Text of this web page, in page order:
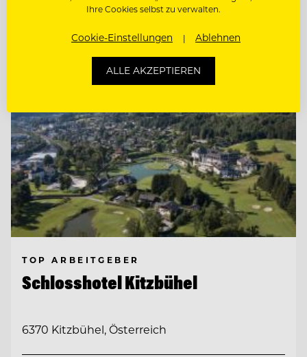
TOP ARBEITGEBER
Schlosshotel Kitzbühel
6370 Kitzbühel, Österreich
Ihre Cookies selbst zu verwalten.
Cookie-Einstellungen Ablehnen
ALLE AKZEPTIEREN